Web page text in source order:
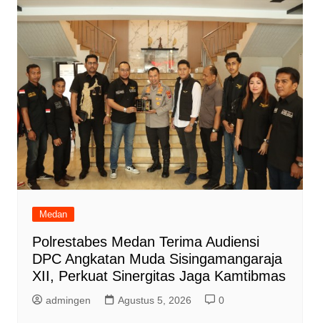
Medan
Polrestabes Medan Terima Audiensi
DPC Angkatan Muda Sisingamangaraja
XII, Perkuat Sinergitas Jaga Kamtibmas
admingen Agustus 5, 2026 0